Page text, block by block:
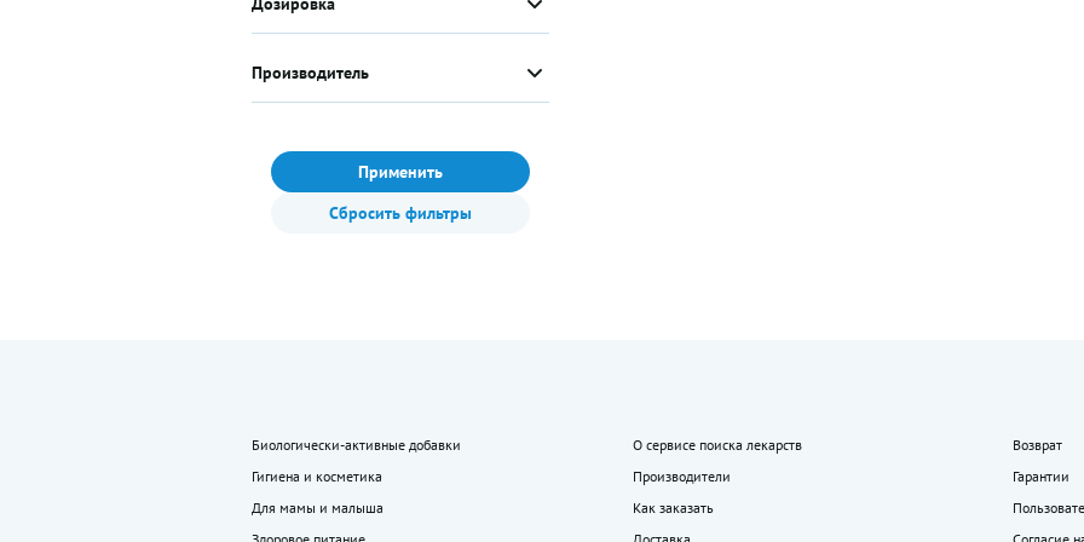
Производитель
Применить
Сбросить фильтры
Биологически-активные добавки
Гигиена и косметика
Для мамы и малыша
О сервисе поиска лекарств
Производители
Как заказать
Возврат
Гарантии